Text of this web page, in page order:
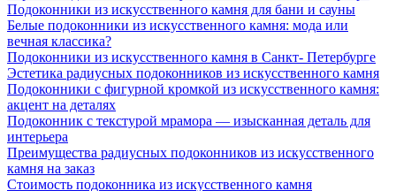
Подоконники из искусственного камня для бани и сауны
Белые подоконники из искусственного камня: мода или
вечная классика?
Подоконники из искусственного камня в Санкт- Петербурге
Эстетика радиусных подоконников из искусственного камня
Подоконники с фигурной кромкой из искусственного камня:
акцент на деталях
Подоконник с текстурой мрамора — изысканная деталь для
интерьера
Преимущества радиусных подоконников из искусственного
камня на заказ
Стоимость подоконника из искусственного камня